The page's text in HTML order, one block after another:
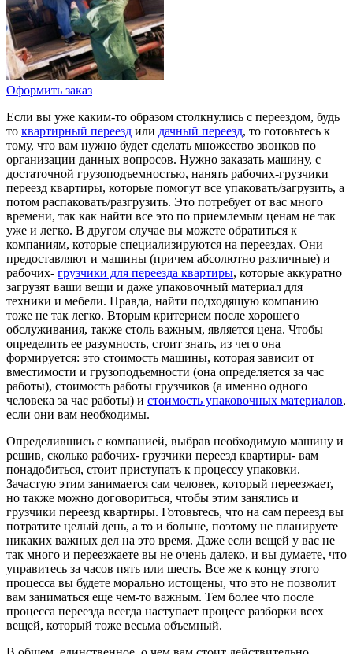
Оформить заказ
Если вы уже каким-то образом столкнулись с переездом, будь
то квартирный переезд или дачный переезд, то готовьтесь к
тому, что вам нужно будет сделать множество звонков по
организации данных вопросов. Нужно заказать машину, с
достаточной грузоподъемностью, нанять рабочих-грузчики
переезд квартиры, которые помогут все упаковать/загрузить, а
потом распаковать/разгрузить. Это потребует от вас много
времени, так как найти все это по приемлемым ценам не так
уже и легко. В другом случае вы можете обратиться к
компаниям, которые специализируются на переездах. Они
предоставляют и машины (причем абсолютно различные) и
рабочих- грузчики для переезда квартиры, которые аккуратно
загрузят ваши вещи и даже упаковочный материал для
техники и мебели. Правда, найти подходящую компанию
тоже не так легко. Вторым критерием после хорошего
обслуживания, также столь важным, является цена. Чтобы
определить ее разумность, стоит знать, из чего она
формируется: это стоимость машины, которая зависит от
вместимости и грузоподъемности (она определяется за час
работы), стоимость работы грузчиков (а именно одного
человека за час работы) и стоимость упаковочных материалов,
если они вам необходимы.
Определившись с компанией, выбрав необходимую машину и
решив, сколько рабочих- грузчики переезд квартиры- вам
понадобиться, стоит приступать к процессу упаковки.
Зачастую этим занимается сам человек, который переезжает,
но также можно договориться, чтобы этим занялись и
грузчики переезд квартиры. Готовьтесь, что на сам переезд вы
потратите целый день, а то и больше, поэтому не планируете
никаких важных дел на это время. Даже если вещей у вас не
так много и переезжаете вы не очень далеко, и вы думаете, что
управитесь за часов пять или шесть. Все же к концу этого
процесса вы будете морально истощены, что это не позволит
вам заниматься еще чем-то важным. Тем более что после
процесса переезда всегда наступает процесс разборки всех
вещей, который тоже весьма объемный.